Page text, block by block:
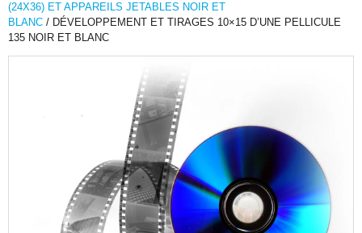
(24X36) ET APPAREILS JETABLES NOIR ET
BLANC / DÉVELOPPEMENT ET TIRAGES 10×15 D’UNE PELLICULE
135 NOIR ET BLANC